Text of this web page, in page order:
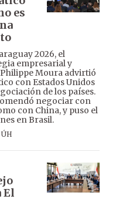
es
2026, el
empresarial y
Moura advirtió
con Estados Unidos
de los países.
negociar con
con China, y puso el
en Brasil.
El